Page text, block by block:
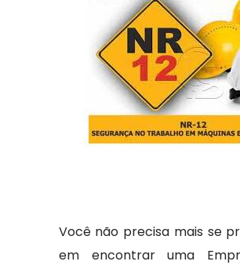
Você não precisa mais se
em encontrar uma